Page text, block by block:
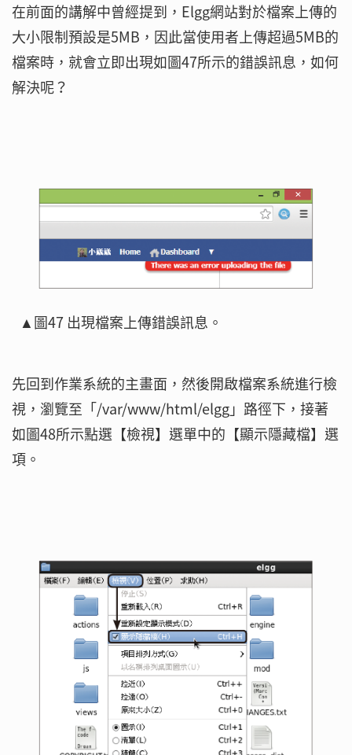
在前面的講解中曾經提到，Elgg網站對於檔案上傳的
大小限制預設是5MB，因此當使用者上傳超過5MB的
檔案時，就會立即出現如圖47所示的錯誤訊息，如何
解決呢？
▲圖47 出現檔案上傳錯誤訊息。
先回到作業系統的主畫面，然後開啟檔案系統進行檢
視，瀏覽至「/var/www/html/elgg」路徑下，接著
如圖48所示點選【檢視】選單中的【顯示隱藏檔】選
項。